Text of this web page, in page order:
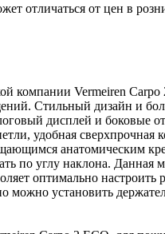
отличаться от цен в
компании Vermeiren
Стильный дизайн и
дисплей и боковые
удобная сверхпрочная
анатомическим
по углу наклона. Данная
оптимально
можно установить